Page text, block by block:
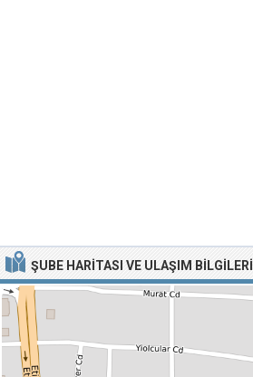
ŞUBE HARITASI VE ULAŞIM BILGILERI